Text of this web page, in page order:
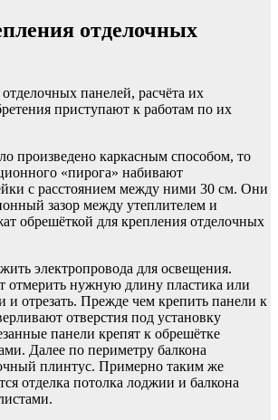
отделочных
панелей, расчёта их
приступают к работам по их
произведено каркасным способом, то
«пирога» набивают
с расстоянием между ними 30 см. Они
зазор между утеплителем и
обрешёткой для крепления отделочных
электропровода для освещения.
отмерить нужную длину пластика или
и отрезать. Прежде чем крепить панели к
отверстия под установку
панели крепят к обрешётке
Далее по периметру балкона
плинтус. Примерно таким же
отделка потолка лоджии и балкона